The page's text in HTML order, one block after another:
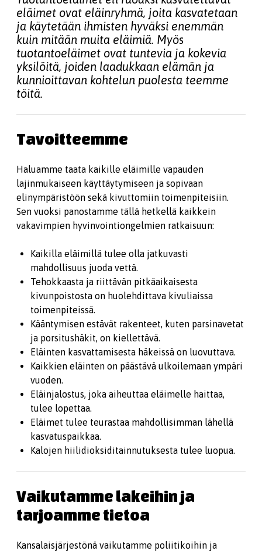
eläimet ovat eläinryhmä, joita kasvatetaan
ja käytetään ihmisten hyväksi enemmän
kuin mitään muita eläimiä. Myös
tuotantoeläimet ovat tuntevia ja kokevia
yksilöitä, joiden laadukkaan elämän ja
kunnioittavan kohtelun puolesta teemme
töitä.
Tavoitteemme
Haluamme taata kaikille eläimille vapauden
lajinmukaiseen käyttäytymiseen ja sopivaan
elinympäristöön sekä kivuttomiin toimenpiteisiin.
Sen vuoksi panostamme tällä hetkellä kaikkein
vakavimpien hyvinvointiongelmien ratkaisuun:
Kaikilla eläimillä tulee olla jatkuvasti
mahdollisuus juoda vettä.
Tehokkaasta ja riittävän pitkäaikaisesta
kivunpoistosta on huolehdittava kivuliaissa
toimenpiteissä.
Kääntymisen estävät rakenteet, kuten parsinavetat
ja porsitushäkit, on kiellettävä.
Eläinten kasvattamisesta häkeissä on luovuttava.
Kaikkien eläinten on päästävä ulkoilemaan ympäri
vuoden.
Eläinjalostus, joka aiheuttaa eläimelle haittaa,
tulee lopettaa.
Eläimet tulee teurastaa mahdollisimman lähellä
kasvatuspaikkaa.
Kalojen hiilidioksiditainnutuksesta tulee luopua.
Vaikutamme lakeihin ja
tarjoamme tietoa
Kansalaisjärjestönä vaikutamme poliitikoihin ja